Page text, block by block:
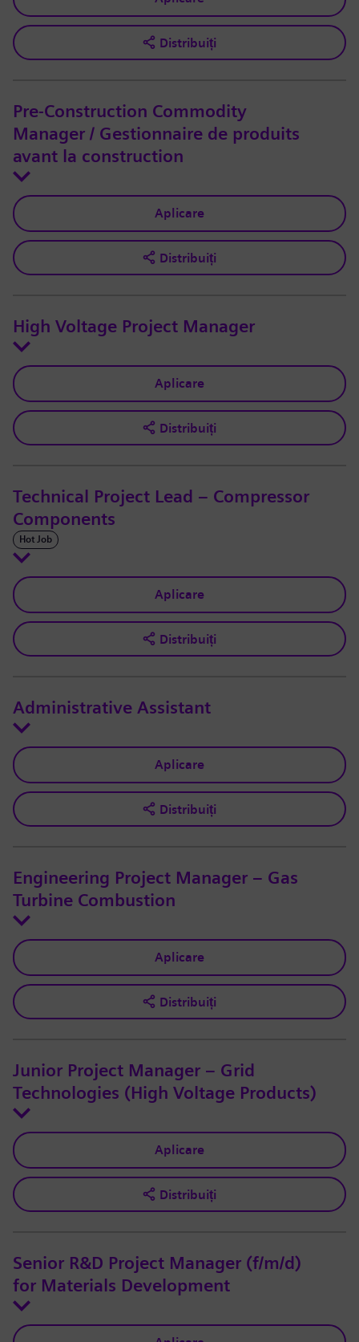
Distribuiți
Pre-Construction Commodity
Manager / Gestionnaire de produits
avant la construction
Aplicare
Distribuiți
High Voltage Project Manager
Aplicare
Distribuiți
Technical Project Lead – Compressor
Components
Hot Job
Aplicare
Distribuiți
Administrative Assistant
Aplicare
Distribuiți
Engineering Project Manager – Gas
Turbine Combustion
Aplicare
Distribuiți
Junior Project Manager – Grid
Technologies (High Voltage Products)
Aplicare
Distribuiți
Senior R&D Project Manager (f/m/d)
for Materials Development